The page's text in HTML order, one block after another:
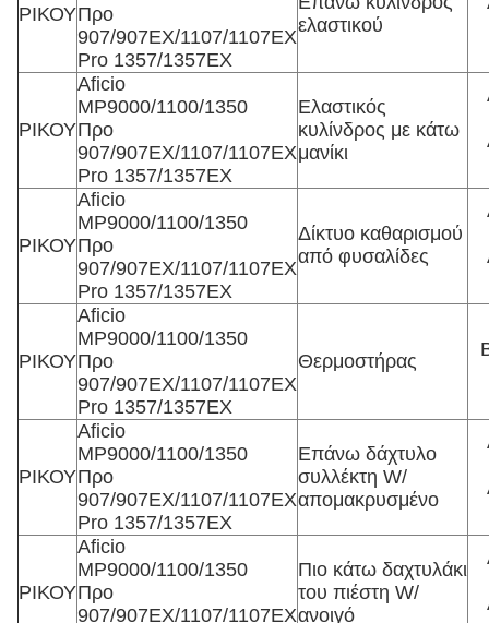
ΡΙΚΟΥΠρο
907/907EX/1107/1107EX
Pro 1357/1357EX
ελαστικού
ΡΙΚΟΥ
Aficio
MP9000/1100/1350
Προ
907/907EX/1107/1107EX
Pro 1357/1357EX
Ελαστικός
κυλίνδρος με κάτω
μανίκι
ΡΙΚΟΥ
Aficio
MP9000/1100/1350
Προ
907/907EX/1107/1107EX
Pro 1357/1357EX
Δίκτυο καθαρισμού
από φυσαλίδες
ΡΙΚΟΥ
Aficio
MP9000/1100/1350
Προ
907/907EX/1107/1107EX
Pro 1357/1357EX
Θερμοστήρας
ΡΙΚΟΥ
Aficio
MP9000/1100/1350
Προ
907/907EX/1107/1107EX
Pro 1357/1357EX
Επάνω δάχτυλο
συλλέκτη W/
απομακρυσμένο
ΡΙΚΟΥ
Aficio
MP9000/1100/1350
Προ
907/907EX/1107/1107EX
Πιο κάτω δαχτυλάκι
του πιέστη W/
ανοιγό